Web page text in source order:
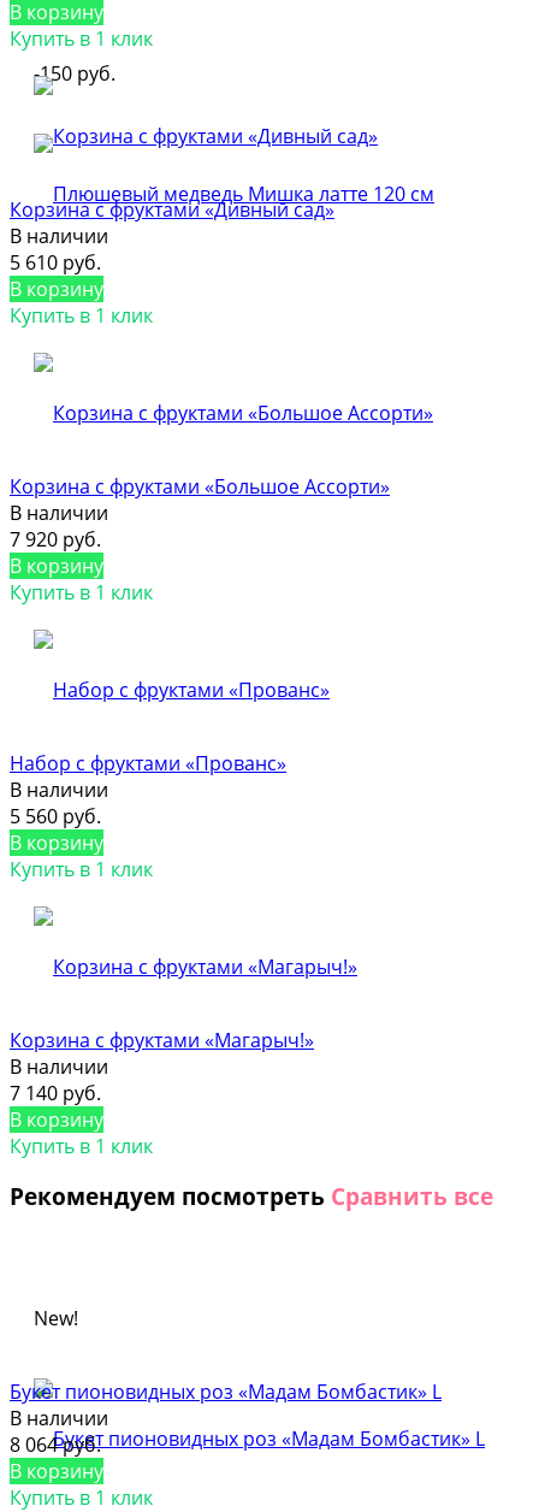
-150 руб.
В корзину
Купить в 1 клик
Корзина с фруктами «Дивный сад»
В наличии
5 610 руб.
В корзину
Купить в 1 клик
Корзина с фруктами «Большое Ассорти»
В наличии
7 920 руб.
В корзину
Купить в 1 клик
Набор с фруктами «Прованс»
В наличии
5 560 руб.
В корзину
Купить в 1 клик
Корзина с фруктами «Магарыч!»
В наличии
7 140 руб.
В корзину
Купить в 1 клик
Рекомендуем посмотреть Сравнить все
New!
Букет пионовидных роз «Мадам Бомбастик» L
В наличии
8 064 руб.
В корзину
Купить в 1 клик